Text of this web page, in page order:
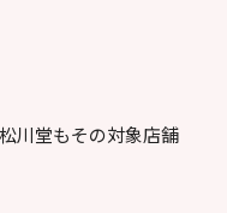
川堂もその対象店舗